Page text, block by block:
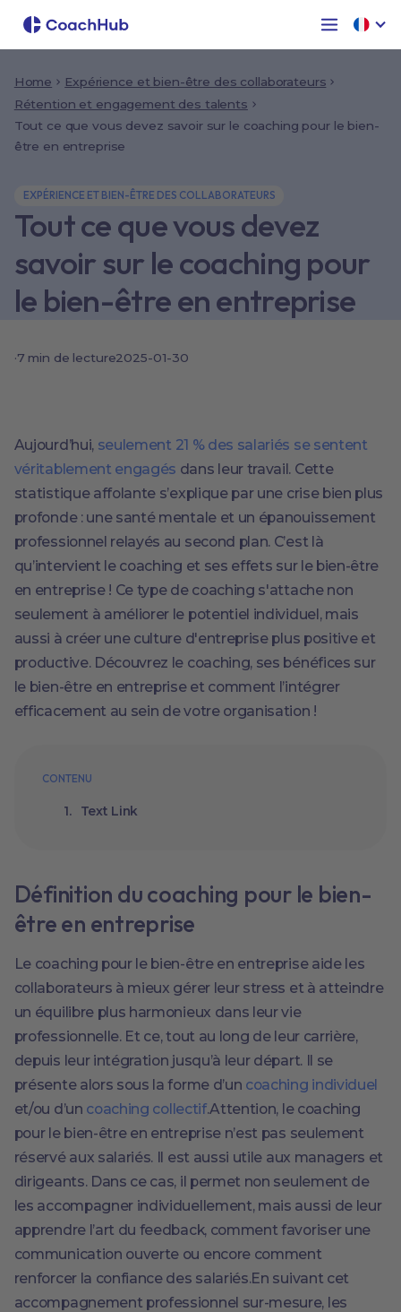
Home
Expérience et bien-être des collaborateurs
Rétention et engagement des talents
Tout ce que vous devez savoir sur le coaching pour le bien-
être en entreprise
EXPÉRIENCE ET BIEN-ÊTRE DES COLLABORATEURS
Tout ce que vous devez
savoir sur le coaching pour
le bien-être en entreprise
·7 min de lecture2025-01-30
Aujourd’hui, seulement 21 % des salariés se sentent
véritablement engagés dans leur travail. Cette
statistique affolante s’explique par une crise bien plus
profonde : une santé mentale et un épanouissement
professionnel relayés au second plan. C’est là
qu’intervient le coaching et ses effets sur le bien-être
en entreprise ! Ce type de coaching s'attache non
seulement à améliorer le potentiel individuel, mais
aussi à créer une culture d'entreprise plus positive et
productive. Découvrez le coaching, ses bénéfices sur
le bien-être en entreprise et comment l’intégrer
efficacement au sein de votre organisation !
CONTENU
Text Link
Définition du coaching pour le bien-
être en entreprise
Le coaching pour le bien-être en entreprise aide les
collaborateurs à mieux gérer leur stress et à atteindre
un équilibre plus harmonieux dans leur vie
professionnelle. Et ce, tout au long de leur carrière,
depuis leur intégration jusqu’à leur départ. Il se
présente alors sous la forme d’un coaching individuel
et/ou d’un coaching collectif.Attention, le coaching
pour le bien-être en entreprise n’est pas seulement
réservé aux salariés. Il est aussi utile aux managers et
dirigeants. Dans ce cas, il permet non seulement de
les accompagner individuellement, mais aussi de leur
apprendre l’art du feedback, comment favoriser une
communication ouverte ou encore comment
renforcer la confiance des salariés.En suivant cet
accompagnement professionnel sur-mesure, les